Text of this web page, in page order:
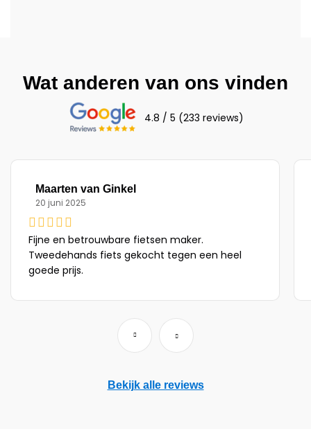
Wat anderen van ons vinden
4.8 / 5 (233 reviews)
Maarten van Ginkel
20 juni 2025
Fijne en betrouwbare fietsen maker.
Tweedehands fiets gekocht tegen een heel
goede prijs.
Bekijk alle reviews